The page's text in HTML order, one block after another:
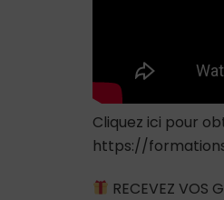
Cliquez ici pour
https://
RECEVEZ VOS